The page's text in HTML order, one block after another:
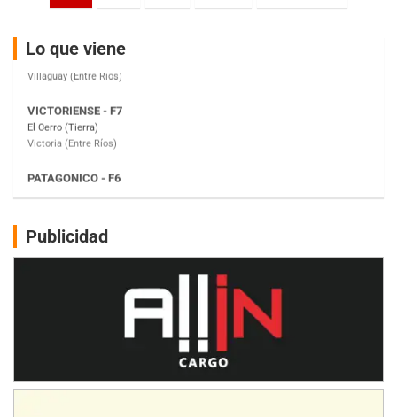
entradas
Lo que viene
El Cerro (Tierra)
Victoria (Entre Ríos)
Moto Club Reginense (Tierra)
Gral. E. Godoy (Río Negro)
Juventud Unida (Tierra)
Humboldt (Santa Fe)
NORESTE SANTAFESINO - F6
Ciudad de Avellaneda (Asfalto)
SUR SANTAFESINO - F4
Juan Navarro (Asfalto)
Publicidad